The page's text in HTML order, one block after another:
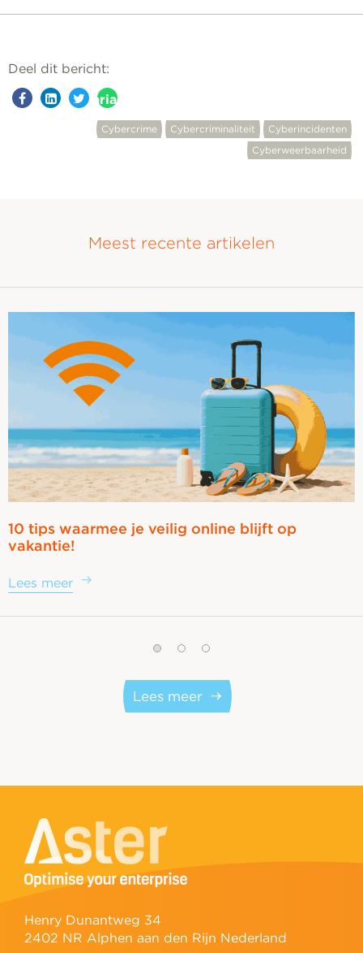
Deel dit bericht:
aria-
Cybercrime Cybercriminaliteit
Cyberincidenten
Cyberweerbaarheid
Meest recente artikelen
10 tips waarmee je veilig online blijft op
vakantie!
Lees meer
Lees meer
Henry Dunantweg 34
2402 NR Alphen aan den Rijn Nederland